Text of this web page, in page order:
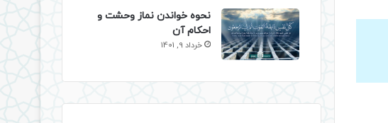
بالا
نحوه خواندن نماز وحشت و
احکام آن
خرداد 9, 1401